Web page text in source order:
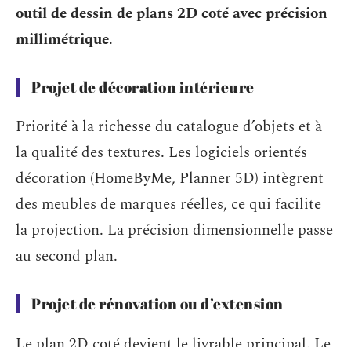
outil de dessin de plans 2D coté avec précision
millimétrique.
Projet de décoration intérieure
Priorité à la richesse du catalogue d’objets et à
la qualité des textures. Les logiciels orientés
décoration (HomeByMe, Planner 5D) intègrent
des meubles de marques réelles, ce qui facilite
la projection. La précision dimensionnelle passe
au second plan.
Projet de rénovation ou d’extension